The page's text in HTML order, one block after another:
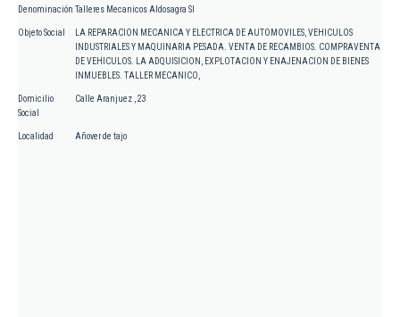
Denominación Talleres Mecanicos Aldosagra Sl
Objeto Social
LA REPARACION MECANICA Y ELECTRICA DE AUTOMOVILES, VEHICULOS
INDUSTRIALES Y MAQUINARIA PESADA. VENTA DE RECAMBIOS. COMPRAVENTA
DE VEHICULOS. LA ADQUISICION, EXPLOTACION Y ENAJENACION DE BIENES
INMUEBLES. TALLER MECANICO,
Domicilio
Social
Calle Aranjuez , 23
Localidad Añover de tajo